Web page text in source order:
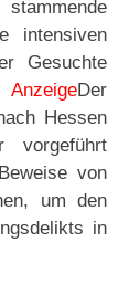
intensiven
Gesuchte
AnzeigeDer
Hessen
vorgeführt
von
um den
in